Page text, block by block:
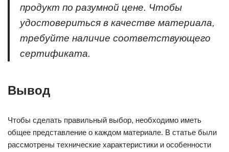
продукт по разумной цене. Чтобы
удостовериться в качестве материала,
требуйте наличие соответствующего
сертификата.
Вывод
Чтобы сделать правильный выбор, необходимо иметь
общее представление о каждом материале. В статье были
рассмотрены технические характеристики и особенности